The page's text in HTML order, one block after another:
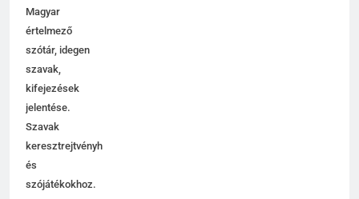
Magyar
értelmező
szótár, idegen
szavak,
kifejezések
jelentése.
Szavak
keresztrejtvényhez
és
szójátékokhoz.